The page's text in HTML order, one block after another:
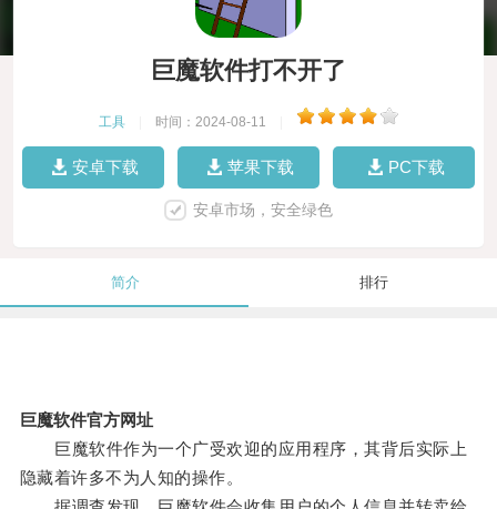
巨魔软件打不开了
工具 时间：2024-08-11
安卓下载 苹果下载 PC下载
安卓市场，安全绿色
简介 排行
巨魔软件官方网址
巨魔软件作为一个广受欢迎的应用程序，其背后实际上
隐藏着许多不为人知的操作。